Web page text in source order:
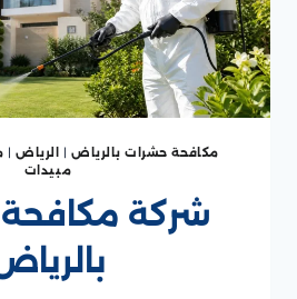
مكافحة حشرات بالرياض| الرياض|
مبيدات
شركة